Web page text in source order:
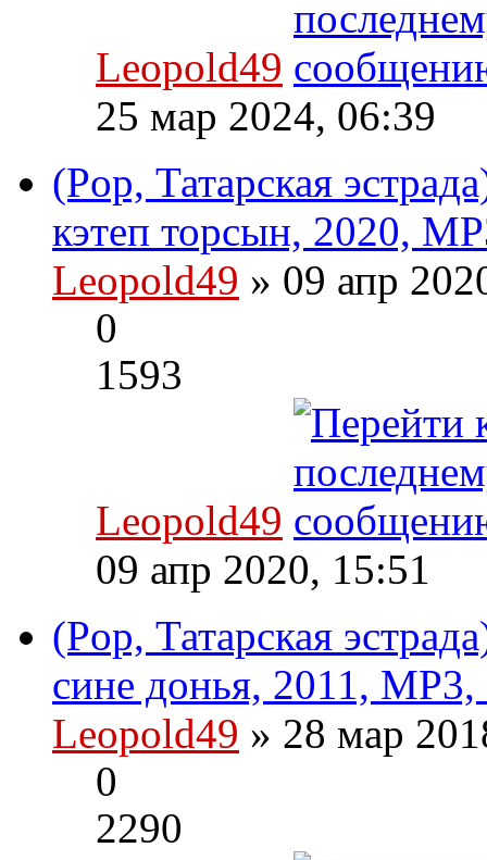
Leopold49
25 мар 2024, 06:39
(Pop, Татарская
кэтеп торсын, 2020,
Leopold49 » 09 апр
0
1593
Leopold49
09 апр 2020, 15:51
(Pop, Татарская
сине донья, 2011,
Leopold49 » 28 мар
0
2290